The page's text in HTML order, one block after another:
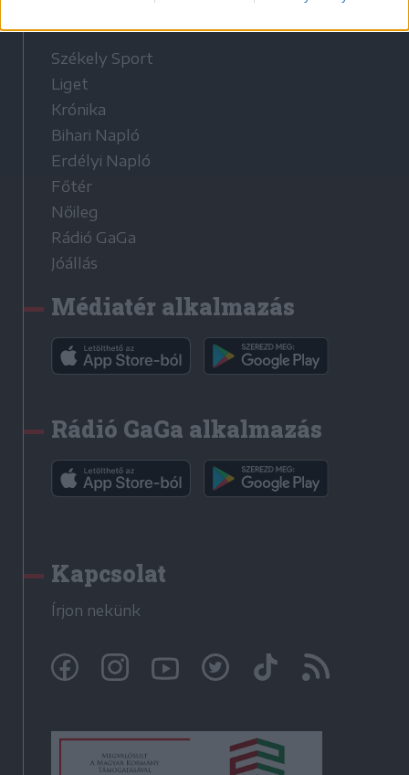
Médiatér
Székely Sport
Liget
Krónika
Bihari Napló
Erdélyi Napló
Főtér
Nőileg
Rádió GaGa
Jóállás
Médiatér alkalmazás
Rádió GaGa alkalmazás
Kapcsolat
Írjon nekünk